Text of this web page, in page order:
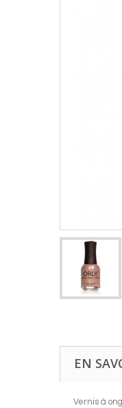
EN
Vernis à